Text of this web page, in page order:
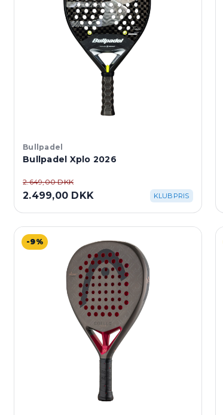
Bullpadel
Bullpadel Xplo 2026
2.649,00 DKK
2.499,00 DKK KLUBPRIS
-9%